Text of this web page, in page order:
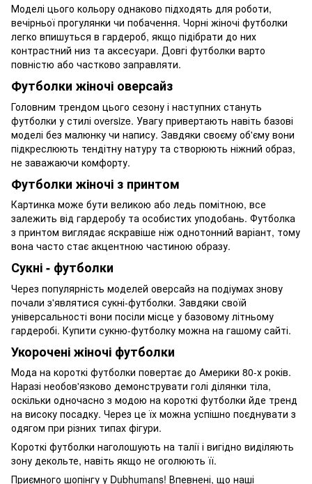
Моделі цього кольору однаково підходять для роботи,
вечірньої прогулянки чи побачення. Чорні жіночі футболки
легко впишуться в гардероб, якщо підібрати до них
контрастний низ та аксесуари. Довгі футболки варто
повністю або частково заправляти.
Футболки жіночі оверсайз
Головним трендом цього сезону і наступних стануть
футболки у стилі oversize. Увагу привертають навіть базові
моделі без малюнку чи напису. Завдяки своєму об'єму вони
підкреслюють тендітну натуру та створюють ніжний образ,
не заважаючи комфорту.
Футболки жіночі з принтом
Картинка може бути великою або ледь помітною, все
залежить від гардеробу та особистих уподобань. Футболка
з принтом виглядає яскравіше ніж однотонний варіант, тому
вона часто стає акцентною частиною образу.
Сукні - футболки
Через популярність моделей оверсайз на подіумах знову
почали з'являтися сукні-футболки. Завдяки своїй
універсальності вони посіли місце у базовому літньому
гардеробі. Купити сукню-футболку можна на гашому сайті.
Укорочені жіночі футболки
Мода на короткі футболки повертає до Америки 80-х років.
Наразі необов'язково демонструвати голі ділянки тіла,
оскільки одночасно з модою на короткі футболки йде тренд
на високу посадку. Через це їх можна успішно поєднувати з
одягом при різних типах фігури.
Короткі футболки наголошують на талії і вигідно виділяють
зону декольте, навіть якщо не оголюють її.
Приємного шопінгу у Dubhumans! Впевнені, що наші